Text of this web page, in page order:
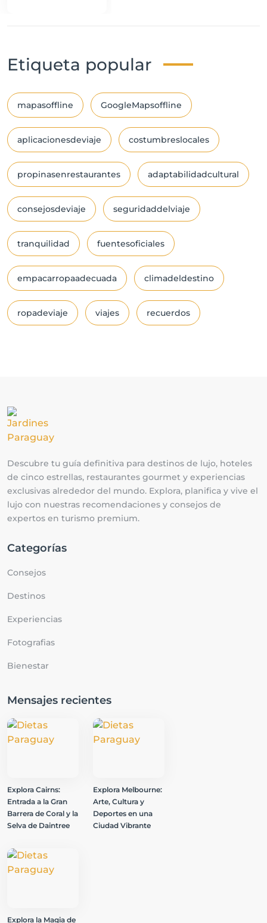
Etiqueta popular
mapasoffline GoogleMapsoffline
aplicacionesdeviaje costumbreslocales
propinasenrestaurantes adaptabilidadcultural
consejosdeviaje seguridaddelviaje
tranquilidad fuentesoficiales
empacarropaadecuada climadeldestino
ropadeviaje viajes recuerdos
Descubre tu guía definitiva para destinos de lujo, hoteles
de cinco estrellas, restaurantes gourmet y experiencias
exclusivas alrededor del mundo. Explora, planifica y vive el
lujo con nuestras recomendaciones y consejos de
expertos en turismo premium.
Categorías
Consejos
Destinos
Experiencias
Fotografias
Bienestar
Mensajes recientes
Explora Cairns:
Entrada a la Gran
Barrera de Coral y la
Selva de Daintree
Explora Melbourne:
Arte, Cultura y
Deportes en una
Ciudad Vibrante
Explora la Magia de